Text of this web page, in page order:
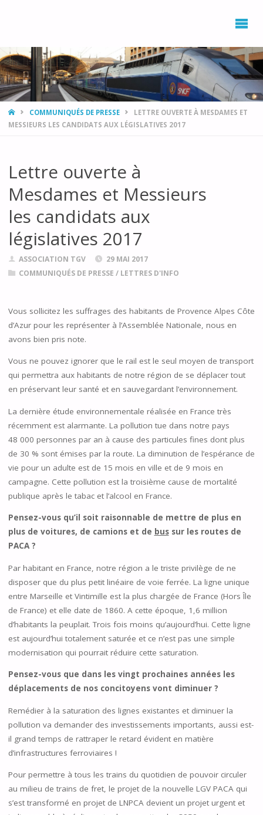
ENVIRONNEMENT
PROVENCE AZUR
AVEC LE RAIL ET
LE TRAIN
(DEPART)
HOMECOMMUNIQUÉS DE PRESSE
LETTRE OUVERTE À MESDAMES ET
MESSIEURS LES CANDIDATS AUX LÉGISLATIVES 2017
Lettre ouverte à
Mesdames et Messieurs
les candidats aux
législatives 2017
ASSOCIATION TGV
29 MAI 2017
COMMUNIQUÉS DE PRESSE / LETTRES D'INFO
Vous sollicitez les suffrages des habitants de Provence Alpes Côte
d’Azur pour les représenter à l’Assemblée Nationale, nous en
avons bien pris note.
Vous ne pouvez ignorer que le rail est le seul moyen de transport
qui permettra aux habitants de notre région de se déplacer tout
en préservant leur santé et en sauvegardant l’environnement.
La dernière étude environnementale réalisée en France très
récemment est alarmante. La pollution tue dans notre pays
48 000 personnes par an à cause des particules fines dont plus
de 30 % sont émises par la route. La diminution de l’espérance de
vie pour un adulte est de 15 mois en ville et de 9 mois en
campagne. Cette pollution est la troisième cause de mortalité
publique après le tabac et l’alcool en France.
Pensez-vous qu’il soit raisonnable de mettre de plus en
plus de voitures, de camions et de bussur les routes de
PACA ?
Par habitant en France, notre région a le triste privilège de ne
disposer que du plus petit linéaire de voie ferrée. La ligne unique
entre Marseille et Vintimille est la plus chargée de France (Hors Île
de France) et elle date de 1860. A cette époque, 1,6 million
d’habitants la peuplait. Trois fois moins qu’aujourd’hui. Cette ligne
est aujourd’hui totalement saturée et ce n’est pas une simple
modernisation qui pourrait réduire cette saturation.
Pensez-vous que dans les vingt prochaines années les
déplacements de nos concitoyens vont diminuer ?
Remédier à la saturation des lignes existantes et diminuer la
pollution va demander des investissements importants, aussi est-
il grand temps de rattraper le retard évident en matière
d’infrastructures ferroviaires !
Pour permettre à tous les trains du quotidien de pouvoir circuler
au milieu de trains de fret, le projet de la nouvelle LGV PACA qui
s’est transformé en projet de LNPCA devient un projet urgent et